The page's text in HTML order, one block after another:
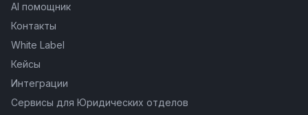
AI помощник
Контакты
White Label
Кейсы
Интеграции
Сервисы для Юридических отделов